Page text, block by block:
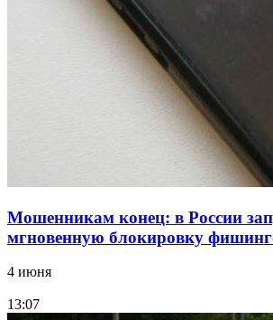
Фестиваль #ТриЧетыре в
11–13 сентября в рамках Года
Мошенникам конец: в России
мгновенную блокировку
4 июня
13:07